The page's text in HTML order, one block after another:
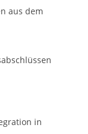
aus dem
in